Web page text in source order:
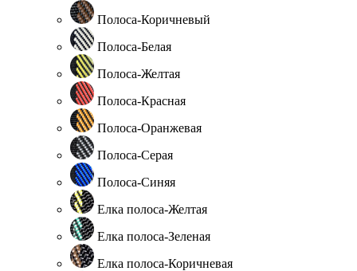
Полоса-Коричневый
Полоса-Белая
Полоса-Желтая
Полоса-Красная
Полоса-Оранжевая
Полоса-Серая
Полоса-Синяя
Елка полоса-Желтая
Елка полоса-Зеленая
Елка полоса-Коричневая